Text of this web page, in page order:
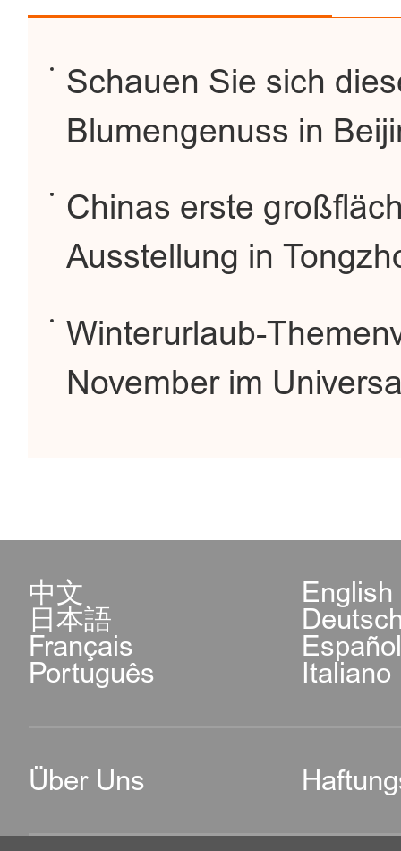
Schauen Sie sich
Blumengenuss in
Chinas erste
Ausstellung in
Winterurlaub-
November im
中文 English
日本語
Français
Português Italiano
Über Uns